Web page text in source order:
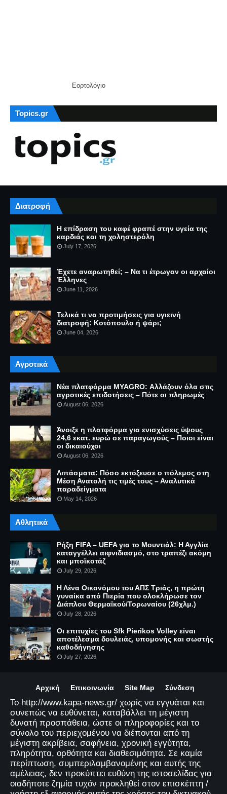
Εορτολόγιο
Topics.gr
Διατροφή
Η επίδραση του καφέ φραπέ στην υγεία της
καρδιάς και τη χοληστερόλη
July 17, 2026
Έχετε αναρωτηθεί; – Να τι έτρωγαν οι αρχαίοι
Έλληνες
June 11, 2026
Τελικά τι να προτιμήσεις για υγιεινή
διατροφή: Κοτόπουλο ή ψάρι;
June 04, 2026
Αγροτικά
Νέα πλατφόρμα MYAGRO: Αλλάζουν όλα στις
αγροτικές επιδοτήσεις – Πότε οι πληρωμές
August 06, 2026
Άνοιξε η πλατφόρμα για ενισχύσεις ύψους
24,6 εκατ. ευρώ σε παραγωγούς – Ποιοι είναι
οι δικαιούχοι
August 06, 2026
Λιπάσματα: Πόσο εκτόξευσε ο πόλεμος στη
Μέση Ανατολή τις τιμές τους – Αναλυτικά
παραδείγματα
May 14, 2026
Αθλητικά
Ρήξη FIFA – UEFA για το Μουντιάλ: Η Αγγλία
καταγγέλλει αιφνιδιασμό, στο τραπέζι ακόμη
και μποϊκοτάζ
July 29, 2026
Η Λένα Οικονόμου του ΑΠΣ Τριάς, η πρώτη
γυναίκα από Πιερία που ολοκλήρωσε τον
Διάπλου Θερμαϊκού/Τορωναίου (26χλμ.)
July 28, 2026
Οι επιτυχίες του Sfk Pierikos Volley είναι
αποτέλεσμα δουλειάς, υπομονής και σωστής
καθοδήγησης
July 27, 2026
Αρχική Επικοινωνία Site Map Σύνδεση
Το http://www.kapa-news.gr/ χωρίς να εγγυάται και
συνεπώς να ευθύνεται, καταβάλλει τη μέγιστη
δυνατή προσπάθεια, ώστε οι πληροφορίες και το
σύνολο του περιεχομένου να διέπονται από τη
μέγιστη ακρίβεια, σαφήνεια, χρονική εγγύτητα,
πληρότητα, ορθότητα και διαθεσιμότητα. Σε καμία
περίπτωση, συμπεριλαμβανομένης και αυτής της
αμέλειας, δεν προκύπτει ευθύνη της ιστοσελίδας για
οιαδήποτε ζημία τυχόν προκληθεί στον επισκέπτη /